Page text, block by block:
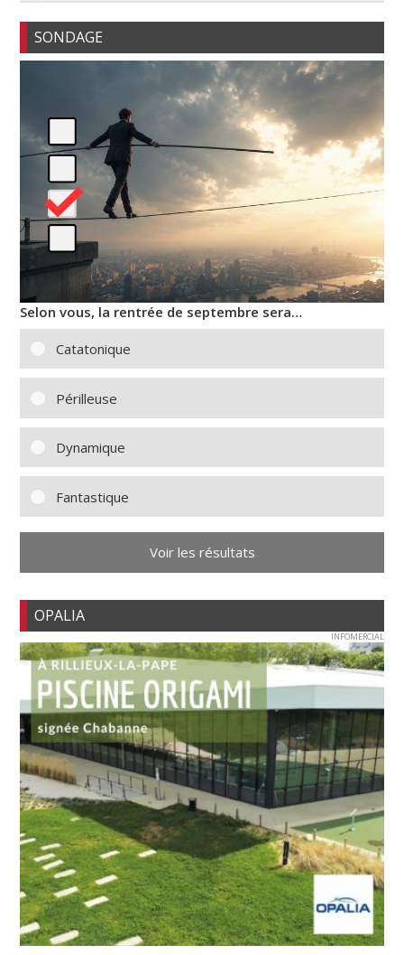
SONDAGE
Selon vous, la rentrée de septembre sera…
Catatonique
Périlleuse
Dynamique
Fantastique
Voir les résultats
OPALIA
INFOMERCIAL